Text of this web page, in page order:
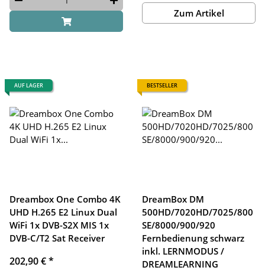
Zum Artikel
AUF LAGER
Dreambox One Combo 4K
UHD H.265 E2 Linux Dual
WiFi 1x DVB-S2X MIS 1x
DVB-C/T2 Sat Receiver
202,90 €*
BESTSELLER
DreamBox DM
500HD/7020HD/7025/800
SE/8000/900/920
Fernbedienung schwarz
inkl. LERNMODUS /
DREAMLEARNING